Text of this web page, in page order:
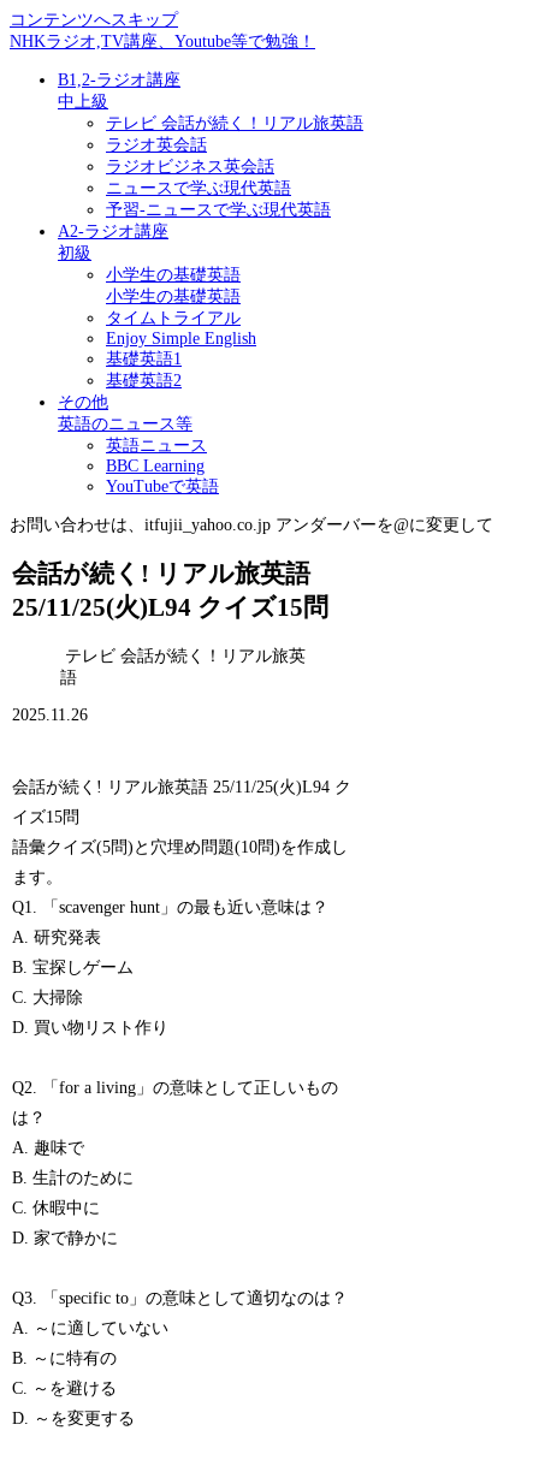
コンテンツへスキップ
NHKラジオ,TV講座、Youtube等で勉強！
B1,2-ラジオ講座
中上級
テレビ 会話が続く！リアル旅英語
ラジオ英会話
ラジオビジネス英会話
ニュースで学ぶ現代英語
予習-ニュースで学ぶ現代英語
A2-ラジオ講座
初級
小学生の基礎英語
小学生の基礎英語
タイムトライアル
Enjoy Simple English
基礎英語1
基礎英語2
その他
英語のニュース等
英語ニュース
BBC Learning
YouTubeで英語
お問い合わせは、itfujii_yahoo.co.jp アンダーバーを@に変更して
会話が続く! リアル旅英語
25/11/25(火)L94 クイズ15問
テレビ 会話が続く！リアル旅英
語
2025.11.26
会話が続く! リアル旅英語 25/11/25(火)L94 ク
イズ15問
語彙クイズ(5問)と穴埋め問題(10問)を作成し
ます。
Q1. 「scavenger hunt」の最も近い意味は？
A. 研究発表
B. 宝探しゲーム
C. 大掃除
D. 買い物リスト作り
Q2. 「for a living」の意味として正しいもの
は？
A. 趣味で
B. 生計のために
C. 休暇中に
D. 家で静かに
Q3. 「specific to」の意味として適切なのは？
A. ～に適していない
B. ～に特有の
C. ～を避ける
D. ～を変更する